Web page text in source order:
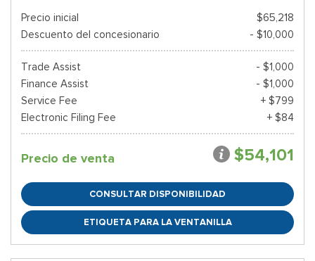
Precio inicial
$65,218
Descuento del concesionario
- $10,000
Trade Assist
- $1,000
Finance Assist
- $1,000
Service Fee
+ $799
Electronic Filing Fee
+ $84
Precio de venta $54,101
CONSULTAR DISPONIBILIDAD
ETIQUETA PARA LA VENTANILLA